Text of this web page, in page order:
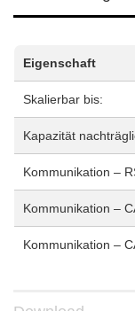
Eigenschaft
Skalierbar bis:
Kapazität
Kommunikation –
Kommunikation –
Kommunikation –